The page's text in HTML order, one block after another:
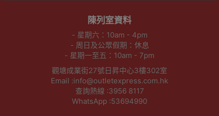
陳列室資料
- 星期六：10am - 4pm
- 周日及公眾假期：休息
- 星期一至五：10am - 7pm
觀塘成業街27號日昇中心3樓302室
Email :info@outletexpress.com.hk
查詢熱線 :3956 8117
WhatsApp :53694990